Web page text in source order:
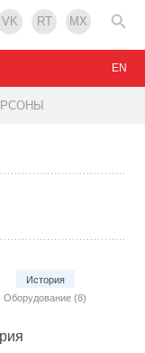
VK RT MX
EN
История
Оборудование (8)